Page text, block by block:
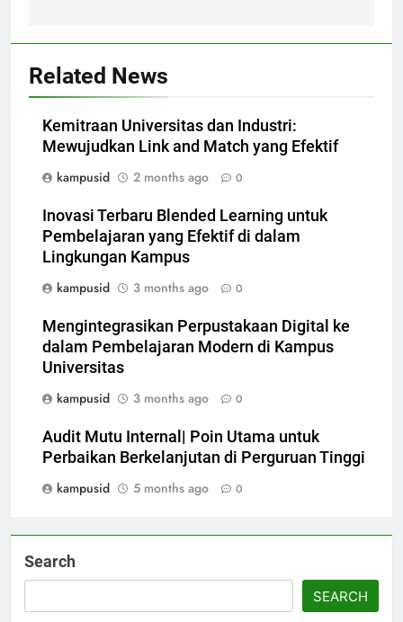
Related News
Kemitraan Universitas dan Industri:
Mewujudkan Link and Match yang Efektif
kampusid
2 months ago 0
Inovasi Terbaru Blended Learning untuk
Pembelajaran yang Efektif di dalam
Lingkungan Kampus
kampusid
3 months ago 0
Mengintegrasikan Perpustakaan Digital ke
dalam Pembelajaran Modern di Kampus
Universitas
kampusid
3 months ago 0
Audit Mutu Internal| Poin Utama untuk
Perbaikan Berkelanjutan di Perguruan Tinggi
kampusid
5 months ago 0
Search
SEARCH